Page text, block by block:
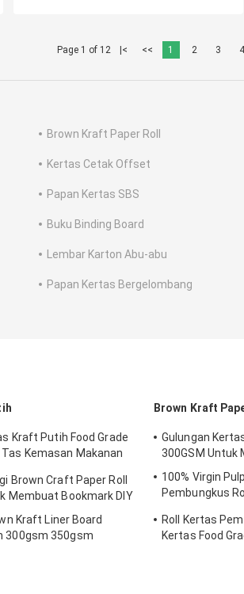
Page 1 of 12 |< << 1 2 3 4
Brown Kraft Paper Roll
Kertas Cetak Offset
Papan Kertas SBS
Buku Binding Board
Lembar Karton Abu-abu
Papan Kertas Bergelombang
Kraft Putih Food Grade
Kemasan Makanan
Brown Craft Paper Roll
Membuat Bookmark DIY
Kraft Liner Board
300gsm 350gsm
Brown Kraft
Gulungan
300GSM Untuk
100% Virgin
Pembungkus
Roll Kertas
Kertas Food